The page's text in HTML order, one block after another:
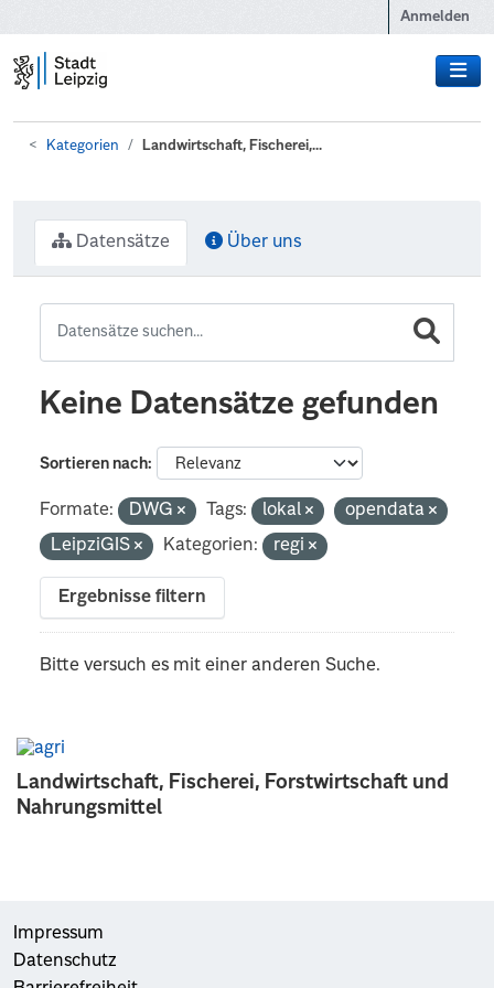
Anmelden
Kategorien Landwirtschaft, Fischerei,...
Landwirtschaft, Fischerei, Forstwirtschaft und
Nahrungsmittel
Datensätze Über uns
Keine Datensätze gefunden
Sortieren nach
Formate: DWG Tags: lokal
opendata
LeipziGIS
Kategorien: regi
Ergebnisse filtern
Bitte versuch es mit einer anderen Suche.
Impressum
Datenschutz